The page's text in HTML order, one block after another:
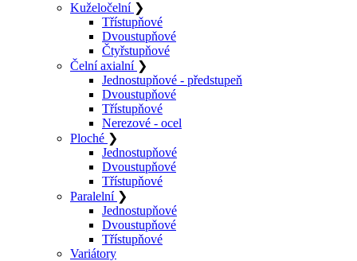
Kuželočelní ❯
Třístupňové
Dvoustupňové
Čtyřstupňové
Čelní axialní ❯
Jednostupňové - předstupeň
Dvoustupňové
Třístupňové
Nerezové - ocel
Ploché ❯
Jednostupňové
Dvoustupňové
Třístupňové
Paralelní ❯
Jednostupňové
Dvoustupňové
Třístupňové
Variátory